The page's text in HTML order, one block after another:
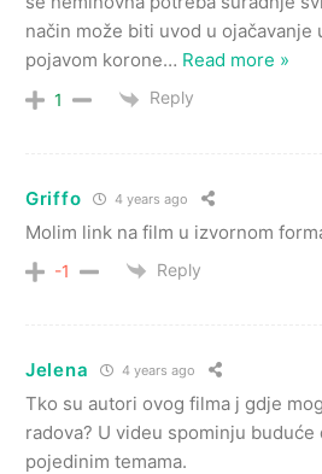
način može biti uvod u ojačavanje
pojavom korone… Read more »
1 Reply
Griffo 4 years ago
Molim link na film u izvornom
-1 Reply
Jelena 4 years ago
Tko su autori ovog filma j gdje
radova? U videu spominju
pojedinim temama.